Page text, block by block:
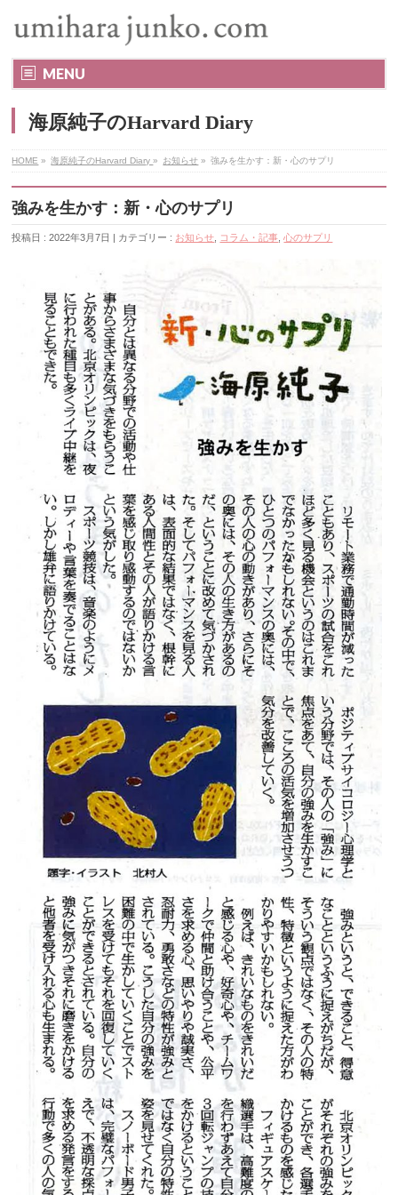
MENU
海原純子のHarvard Diary
HOME » 海原純子のHarvard Diary» お知らせ » 強みを生かす：新・心のサプリ
強みを生かす：新・心のサプリ
投稿日 : 2022年3月7日 | カテゴリー : お知らせ コラム・記事 ,心のサプリ